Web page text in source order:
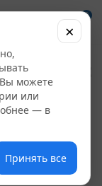
0
можете
или
— в
Принять все
×